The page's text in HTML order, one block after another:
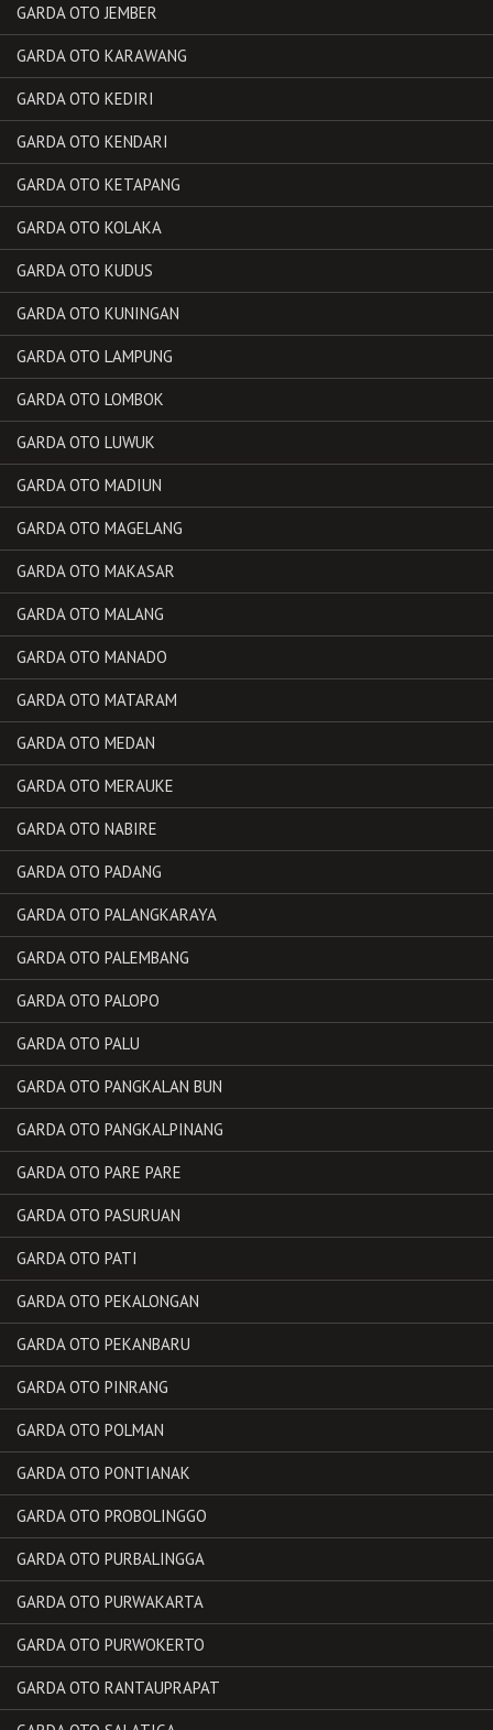
GARDA OTO JEMBER
GARDA OTO KARAWANG
GARDA OTO KEDIRI
GARDA OTO KENDARI
GARDA OTO KETAPANG
GARDA OTO KOLAKA
GARDA OTO KUDUS
GARDA OTO KUNINGAN
GARDA OTO LAMPUNG
GARDA OTO LOMBOK
GARDA OTO LUWUK
GARDA OTO MADIUN
GARDA OTO MAGELANG
GARDA OTO MAKASAR
GARDA OTO MALANG
GARDA OTO MANADO
GARDA OTO MATARAM
GARDA OTO MEDAN
GARDA OTO MERAUKE
GARDA OTO NABIRE
GARDA OTO PADANG
GARDA OTO PALANGKARAYA
GARDA OTO PALEMBANG
GARDA OTO PALOPO
GARDA OTO PALU
GARDA OTO PANGKALAN BUN
GARDA OTO PANGKALPINANG
GARDA OTO PARE PARE
GARDA OTO PASURUAN
GARDA OTO PATI
GARDA OTO PEKALONGAN
GARDA OTO PEKANBARU
GARDA OTO PINRANG
GARDA OTO POLMAN
GARDA OTO PONTIANAK
GARDA OTO PROBOLINGGO
GARDA OTO PURBALINGGA
GARDA OTO PURWAKARTA
GARDA OTO PURWOKERTO
GARDA OTO RANTAUPRAPAT